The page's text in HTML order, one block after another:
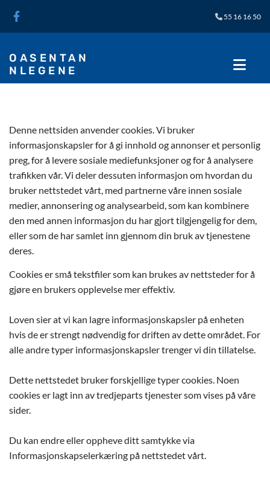
 55 16 16 50
OASENTAN
NLEGENE
Denne nettsiden anvender cookies. Vi bruker
informasjonskapsler for å gi innhold og annonser et personlig
preg, for å levere sosiale mediefunksjoner og for å analysere
trafikken vår. Vi deler dessuten informasjon om hvordan du
bruker nettstedet vårt, med partnerne våre innen sosiale
medier, annonsering og analysearbeid, som kan kombinere
den med annen informasjon du har gjort tilgjengelig for dem,
eller som de har samlet inn gjennom din bruk av tjenestene
deres.
Cookies er små tekstfiler som kan brukes av nettsteder for å
gjøre en brukers opplevelse mer effektiv.
Loven sier at vi kan lagre informasjonskapsler på enheten
hvis de er strengt nødvendig for driften av dette området. For
alle andre typer informasjonskapsler trenger vi din tillatelse.
Dette nettstedet bruker forskjellige typer cookies. Noen
cookies er lagt inn av tredjeparts tjenester som vises på våre
sider.
Du kan endre eller oppheve ditt samtykke via
Informasjonskapselerkæring på nettstedet vårt.